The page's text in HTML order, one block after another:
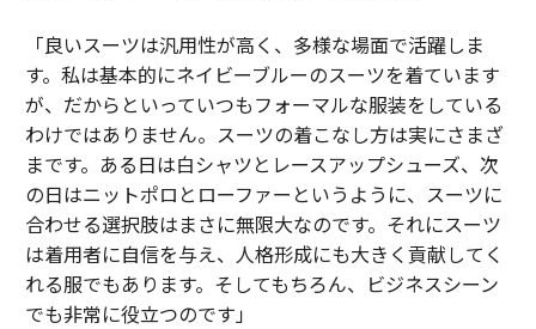
「良いスーツは汎用性が高く、多様な場面で活躍しま
す。私は基本的にネイビーブルーのスーツを着ています
が、だからといっていつもフォーマルな服装をしている
わけではありません。スーツの着こなし方は実にさまざ
まです。ある日は白シャツとレースアップシューズ、次
の日はニットポロとローファーというように、スーツに
合わせる選択肢はまさに無限大なのです。それにスーツ
は着用者に自信を与え、人格形成にも大きく貢献してく
れる服でもあります。そしてもちろん、ビジネスシーン
でも非常に役立つのです」